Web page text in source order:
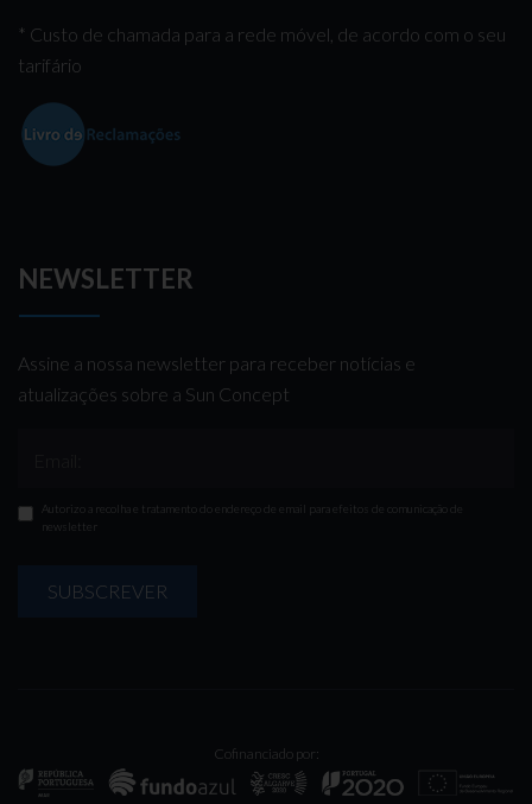
* Custo de chamada para a rede móvel, de acordo com o seu
tarifário
NEWSLETTER
Assine a nossa newsletter para receber notícias e
atualizações sobre a Sun Concept
Autorizo a recolha e tratamento do endereço de email para efeitos de comunicação de
newsletter
SUBSCREVER
Cofinanciado por: